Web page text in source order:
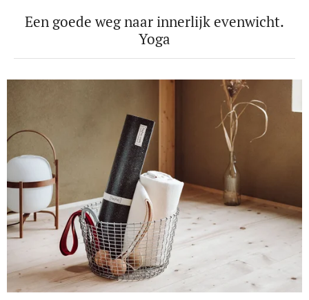
Een goede weg naar innerlijk evenwicht.
Yoga